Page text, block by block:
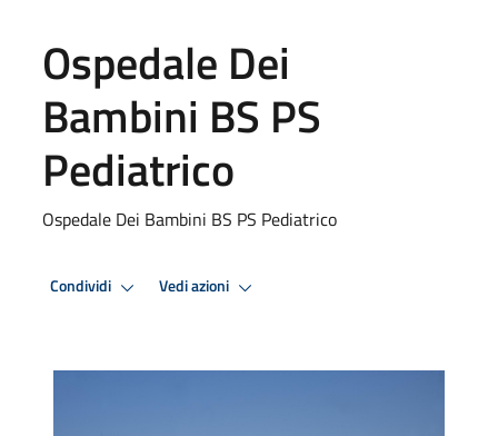
Ospedale Dei
Bambini BS PS
Pediatrico
Ospedale Dei Bambini BS PS Pediatrico
Condividi Vedi azioni